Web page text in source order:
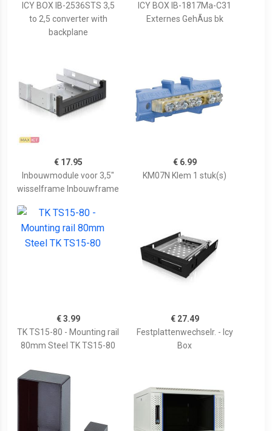
ICY BOX IB-2536STS 3,5
to 2,5 converter with
backplane
ICY BOX IB-1817Ma-C31
Externes GehÃus bk
€ 17.95
Inbouwmodule voor 3,5"
wisselframe Inbouwframe
€ 6.99
KM07N Klem 1 stuk(s)
€ 3.99
TK TS15-80 - Mounting rail
80mm Steel TK TS15-80
€ 27.49
Festplattenwechselr. - Icy
Box